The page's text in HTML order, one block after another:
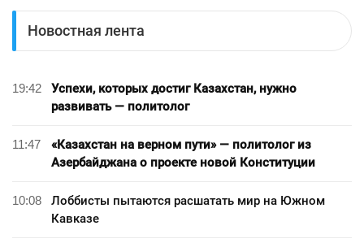
Новостная лента
19:42
Успехи, которых достиг Казахстан, нужно
развивать — политолог
11:47
«Казахстан на верном пути» — политолог из
Азербайджана о проекте новой Конституции
10:08
Лоббисты пытаются расшатать мир на Южном
Кавказе